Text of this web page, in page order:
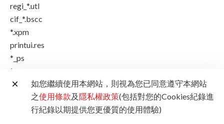
regi_*.utl
cif_*.bscc
*.xpm
printui.res
*_ps
*_raw
cnij_entry_*series
cnb_*.res
81-canonij_prn.rules
如您繼續使用本網站，則視為您已同意遵守本網站
之使用條款及隱私權政策(包括對您的Cookies紀錄進
行紀錄以期提供您更優質的使用體驗)